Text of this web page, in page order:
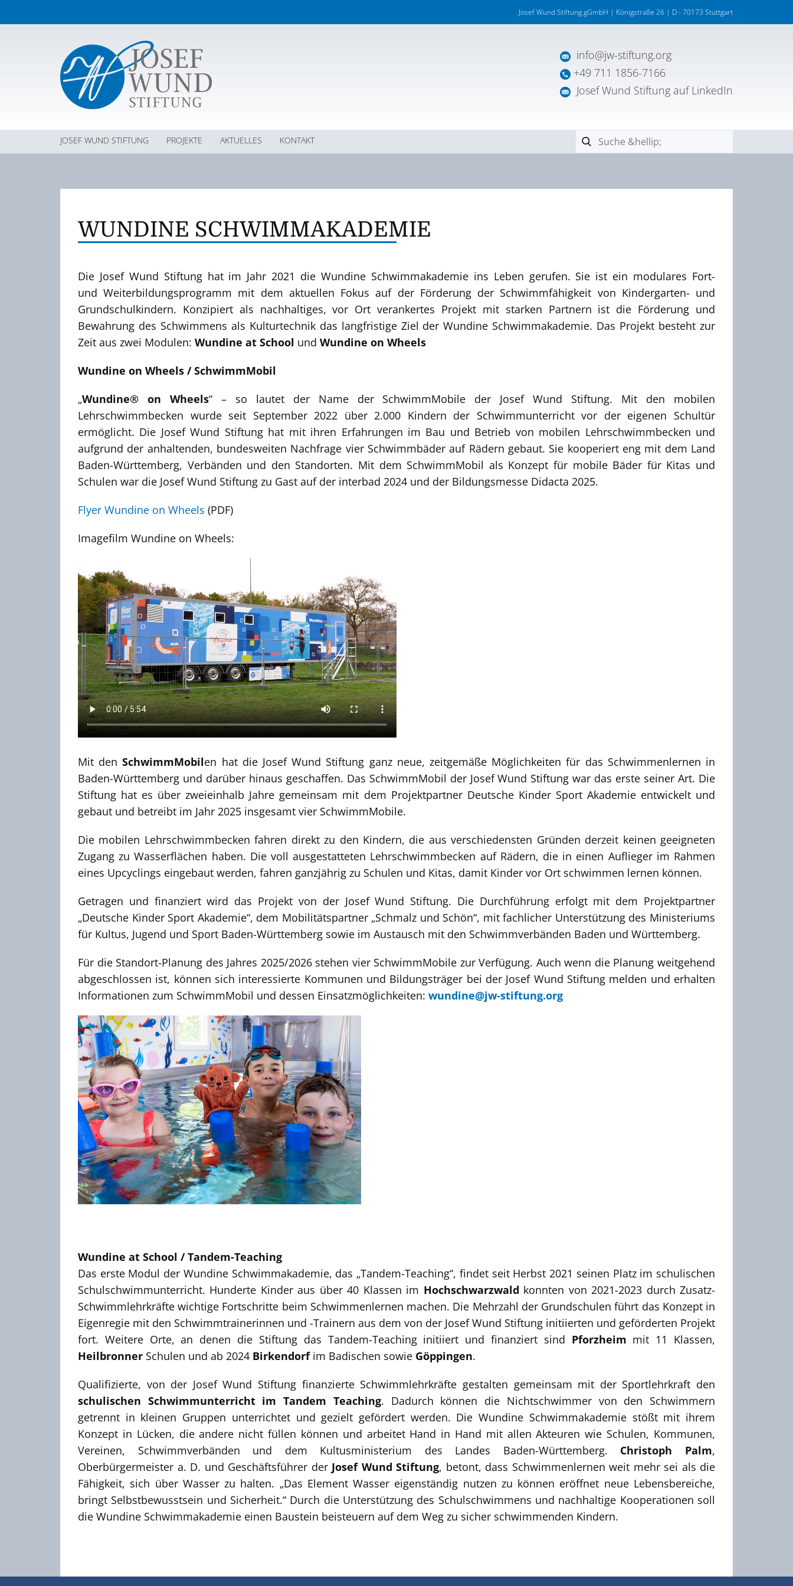
Josef Wund Stiftung gGmbH | Königstraße 26 | D - 70173 Stuttgart
info@jw-stiftung.org
+49 711 1856-7166
Josef Wund Stiftung auf LinkedIn
JOSEF WUND STIFTUNG PROJEKTE AKTUELLES KONTAKT
WUNDINE SCHWIMMAKADEMIE
Die Josef Wund Stiftung hat im Jahr 2021 die Wundine Schwimmakademie ins Leben gerufen. Sie ist ein modulares Fort-
und Weiterbildungsprogramm mit dem aktuellen Fokus auf der Förderung der Schwimmfähigkeit von Kindergarten- und
Grundschulkindern. Konzipiert als nachhaltiges, vor Ort verankertes Projekt mit starken Partnern ist die Förderung und
Bewahrung des Schwimmens als Kulturtechnik das langfristige Ziel der Wundine Schwimmakademie. Das Projekt besteht zur
Zeit aus zwei Modulen: Wundine at School und Wundine on Wheels
Wundine on Wheels / SchwimmMobil
„Wundine® on Wheels“ – so lautet der Name der SchwimmMobile der Josef Wund Stiftung. Mit den mobilen
Lehrschwimmbecken wurde seit September 2022 über 2.000 Kindern der Schwimmunterricht vor der eigenen Schultür
ermöglicht. Die Josef Wund Stiftung hat mit ihren Erfahrungen im Bau und Betrieb von mobilen Lehrschwimmbecken und
aufgrund der anhaltenden, bundesweiten Nachfrage vier Schwimmbäder auf Rädern gebaut. Sie kooperiert eng mit dem Land
Baden-Württemberg, Verbänden und den Standorten. Mit dem SchwimmMobil als Konzept für mobile Bäder für Kitas und
Schulen war die Josef Wund Stiftung zu Gast auf der interbad 2024 und der Bildungsmesse Didacta 2025.
Flyer Wundine on Wheels (PDF)
Imagefilm Wundine on Wheels:
Mit denSchwimmMobilen hat die Josef Wund Stiftung ganz neue, zeitgemäße Möglichkeiten für das Schwimmenlernen in
Baden-Württemberg und darüber hinaus geschaffen. Das SchwimmMobil der Josef Wund Stiftung war das erste seiner Art. Die
Stiftung hat es über zweieinhalb Jahre gemeinsam mit dem Projektpartner Deutsche Kinder Sport Akademie entwickelt und
gebaut und betreibt im Jahr 2025 insgesamt vier SchwimmMobile.
Die mobilen Lehrschwimmbecken fahren direkt zu den Kindern, die aus verschiedensten Gründen derzeit keinen geeigneten
Zugang zu Wasserflächen haben. Die voll ausgestatteten Lehrschwimmbecken auf Rädern, die in einen Auflieger im Rahmen
eines Upcyclings eingebaut werden, fahren ganzjährig zu Schulen und Kitas, damit Kinder vor Ort schwimmen lernen können.
Getragen und finanziert wird das Projekt von der Josef Wund Stiftung. Die Durchführung erfolgt mit dem Projektpartner
„Deutsche Kinder Sport Akademie“, dem Mobilitätspartner „Schmalz und Schön“, mit fachlicher Unterstützung des Ministeriums
für Kultus, Jugend und Sport Baden-Württemberg sowie im Austausch mit den Schwimmverbänden Baden und Württemberg.
Für die Standort-Planung des Jahres 2025/2026 stehen vier SchwimmMobile zur Verfügung. Auch wenn die Planung weitgehend
abgeschlossen ist, können sich interessierte Kommunen und Bildungsträger bei der Josef Wund Stiftung melden und erhalten
Informationen zum SchwimmMobil und dessen Einsatzmöglichkeiten: wundine@jw-stiftung.org
Wundine at School / Tandem-Teaching
Das erste Modul der Wundine Schwimmakademie, das „Tandem-Teaching“, findet seit Herbst 2021 seinen Platz im schulischen
Schulschwimmunterricht. Hunderte Kinder aus über 40 Klassen im Hochschwarzwald konnten von 2021-2023 durch Zusatz-
Schwimmlehrkräfte wichtige Fortschritte beim Schwimmenlernen machen. Die Mehrzahl der Grundschulen führt das Konzept in
Eigenregie mit den Schwimmtrainerinnen und -Trainern aus dem von der Josef Wund Stiftung initiierten und geförderten Projekt
fort. Weitere Orte, an denen die Stiftung das Tandem-Teaching initiiert und finanziert sind Pforzheim mit 11 Klassen,
Heilbronner Schulen und ab 2024 Birkendorfim Badischen sowie Göppingen.
Qualifizierte, von der Josef Wund Stiftung finanzierte Schwimmlehrkräfte gestalten gemeinsam mit der Sportlehrkraft den
schulischen Schwimmunterricht im Tandem Teaching. Dadurch können die Nichtschwimmer von den Schwimmern
getrennt in kleinen Gruppen unterrichtet und gezielt gefördert werden. Die Wundine Schwimmakademie stößt mit ihrem
Konzept in Lücken, die andere nicht füllen können und arbeitet Hand in Hand mit allen Akteuren wie Schulen, Kommunen,
Vereinen, Schwimmverbänden und dem Kultusministerium des Landes Baden-Württemberg. Christoph Palm,
Oberbürgermeister a. D. und Geschäftsführer der Josef Wund Stiftung, betont, dass Schwimmenlernen weit mehr sei als die
Fähigkeit, sich über Wasser zu halten. „Das Element Wasser eigenständig nutzen zu können eröffnet neue Lebensbereiche,
bringt Selbstbewusstsein und Sicherheit.“ Durch die Unterstützung des Schulschwimmens und nachhaltige Kooperationen soll
die Wundine Schwimmakademie einen Baustein beisteuern auf dem Weg zu sicher schwimmenden Kindern.